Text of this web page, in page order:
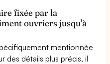
fixée par la
ouvriers jusqu'à
mentionnée
des détails plus précis, il